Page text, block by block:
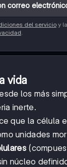
correo
del servicioy la
.
vida
los más
inerte.
que la célula
unidades
núcleo